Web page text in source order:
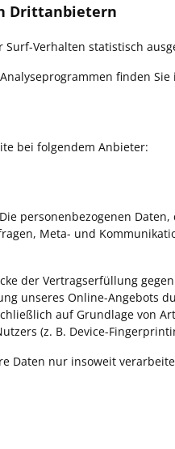
Dritt­anbietern
Surf-Verhalten statistisch
finden
bei folgendem Anbieter:
personenbezogenen
Meta- und
der Vertragserfüllung
unseres Online-Angebots
auf Grundlage von
(z. B. Device-
Daten nur insoweit